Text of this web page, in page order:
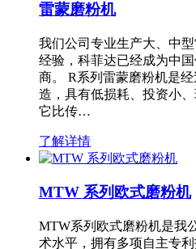
雷蒙磨粉机
我们公司专业生产大、中
经验，科菲达已经成为中
商。 R系列雷蒙磨粉机是
造，具有低损耗、投资小
它比传…
了解详情
MTW 系列欧式磨粉机
MTW系列欧式磨粉机是我
术水平，拥有多项自主专